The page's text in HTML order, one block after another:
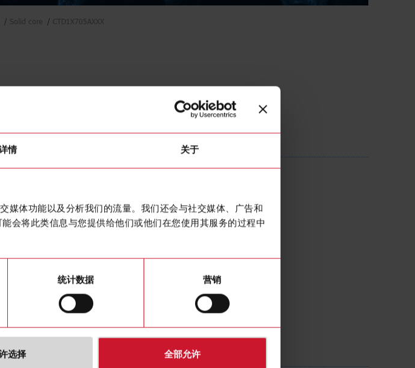
情 关于
媒体功能以及分析我们的流量。我们还会与社交媒体、广告和
会将此类信息与您提供给他们或他们在您使用其服务的过程中
统计数据 营销
选择 全部允许
Solid core CTD1X705AXXX
购买
Solid core Current transformer 70A/5A